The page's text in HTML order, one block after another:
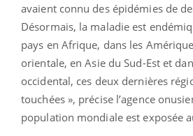
avaient connu des épidémies de
Désormais, la maladie est
pays en Afrique, dans les
orientale, en Asie du Sud-Est et
occidental, ces deux dernières
touchées », précise l’agence
population mondiale est exposée